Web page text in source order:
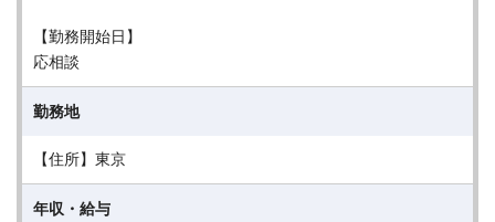
【勤務開始日】
応相談
勤務地
【住所】東京
年収・給与